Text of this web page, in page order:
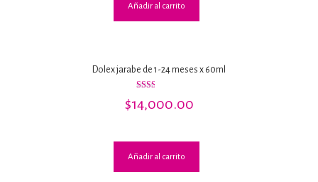
Añadir al carrito
Dolex jarabe de 1-24 meses x 60ml
con
$14,000.00
Añadir al carrito